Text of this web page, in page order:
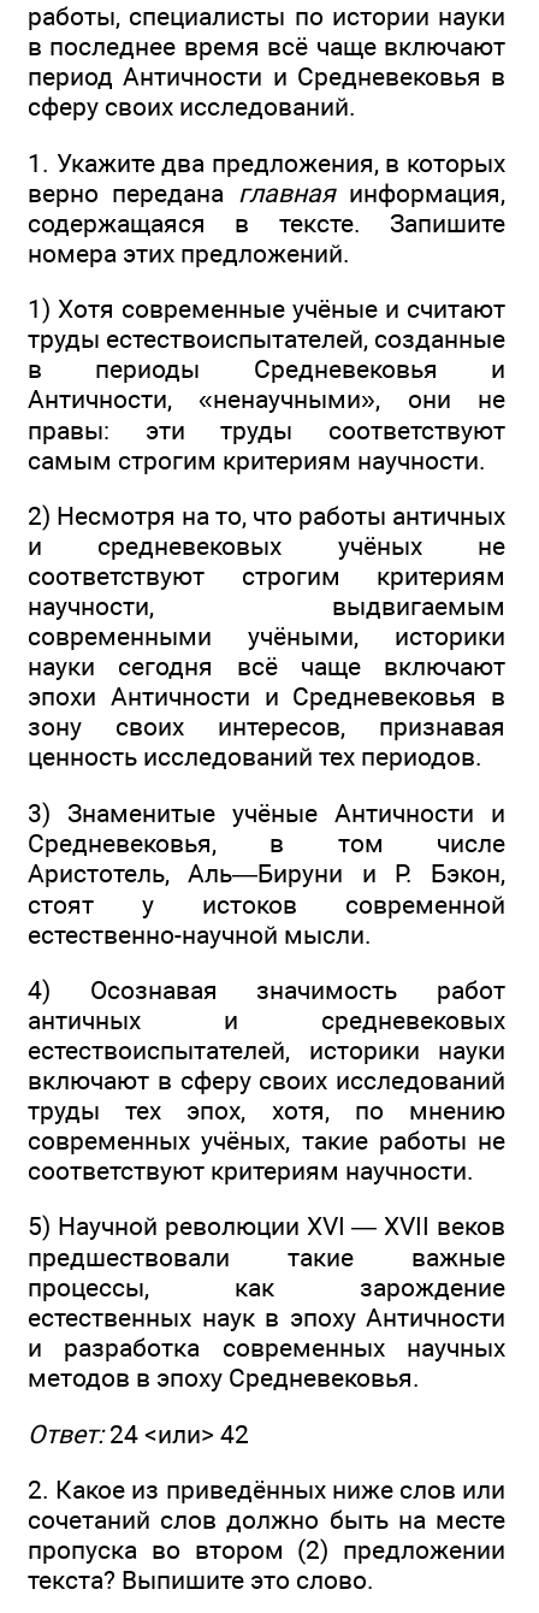
работы, специалисты по истории науки
в последнее время всё чаще включают
период Античности и Средневековья в
сферу своих исследований.
1. Укажите два предложения, в которых
верно передана главнаяинформация,
содержащаяся в тексте. Запишите
номера этих предложений.
1) Хотя современные учёные и считают
труды естествоиспытателей, созданные
в периоды Средневековья и
Античности, «ненаучными», они не
правы: эти труды соответствуют
самым строгим критериям научности.
2) Несмотря на то, что работы античных
и средневековых учёных не
соответствуют строгим критериям
научности, выдвигаемым
современными учёными, историки
науки сегодня всё чаще включают
эпохи Античности и Средневековья в
зону своих интересов, признавая
ценность исследований тех периодов.
3) Знаменитые учёные Античности и
Средневековья, в том числе
Аристотель, Аль—Бируни и Р. Бэкон,
стоят у истоков современной
естественно-научной мысли.
4) Осознавая значимость работ
античных и средневековых
естествоиспытателей, историки науки
включают в сферу своих исследований
труды тех эпох, хотя, по мнению
современных учёных, такие работы не
соответствуют критериям научности.
5) Научной революции XVI — XVII веков
предшествовали такие важные
процессы, как зарождение
естественных наук в эпоху Античности
и разработка современных научных
методов в эпоху Средневековья.
Ответ:24 <или> 42
2. Какое из приведённых ниже слов или
сочетаний слов должно быть на месте
пропуска во втором (2) предложении
текста? Выпишите это слово.